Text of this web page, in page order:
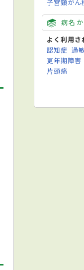
子宮頸がん
病名
よく利用さ
認知症 過
更年期障害
片頭痛